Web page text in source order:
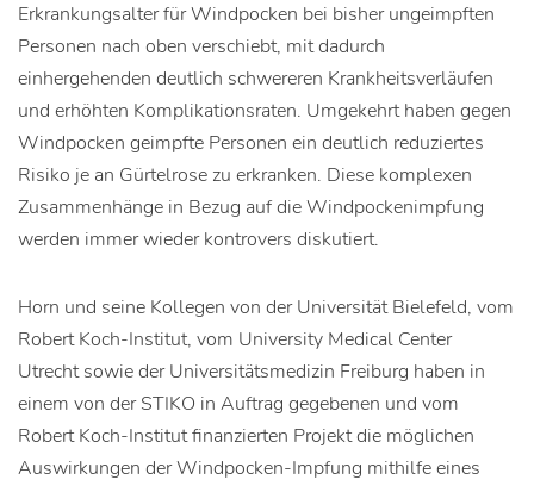
Erkrankungsalter für Windpocken bei bisher ungeimpften
Personen nach oben verschiebt, mit dadurch
einhergehenden deutlich schwereren Krankheitsverläufen
und erhöhten Komplikationsraten. Umgekehrt haben gegen
Windpocken geimpfte Personen ein deutlich reduziertes
Risiko je an Gürtelrose zu erkranken. Diese komplexen
Zusammenhänge in Bezug auf die Windpockenimpfung
werden immer wieder kontrovers diskutiert.
Horn und seine Kollegen von der Universität Bielefeld, vom
Robert Koch-Institut, vom University Medical Center
Utrecht sowie der Universitätsmedizin Freiburg haben in
einem von der STIKO in Auftrag gegebenen und vom
Robert Koch-Institut finanzierten Projekt die möglichen
Auswirkungen der Windpocken-Impfung mithilfe eines